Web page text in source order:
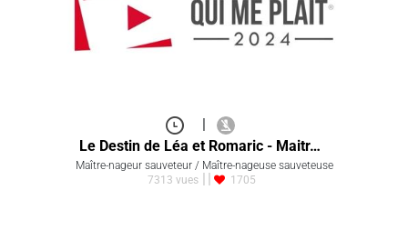
Le Destin de Léa et Romaric - Maitr…
Maître-nageur sauveteur / Maître-nageuse sauveteuse
7313 vues
1705